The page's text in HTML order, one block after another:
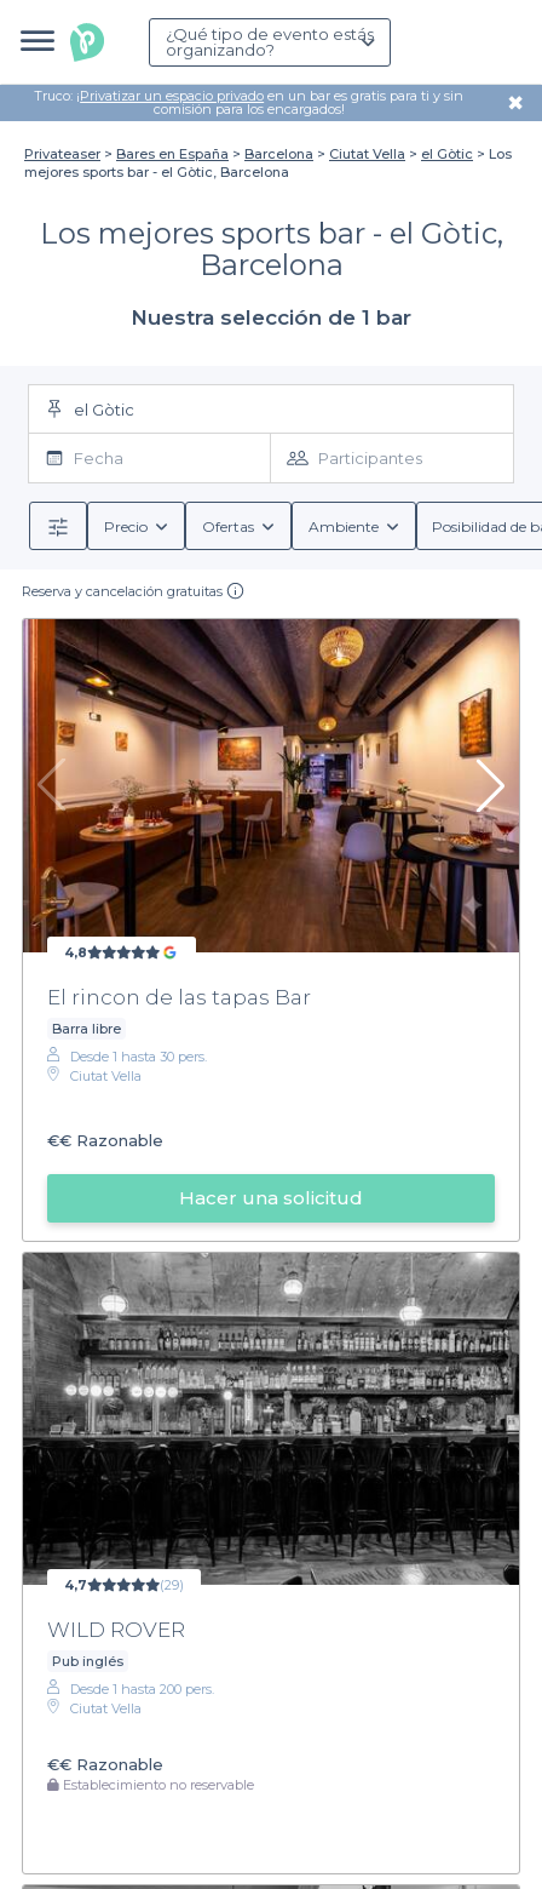
¿Qué tipo de evento estás
organizando?
Truco: ¡Privatizar un espacio privado en un bar es gratis para ti y sin
comisión para los encargados! ✖
Privateaser Bares en España Barcelona Ciutat Vella el Gòtic
Los
mejores sports bar - el Gòtic, Barcelona
Los mejores sports bar - el Gòtic,
Barcelona
Nuestra selección de 1 bar
el Gòtic
Fecha Participantes
Precio Ofertas Ambiente Posibilidad de
Reserva y cancelación gratuitas
4,8
El rincon de las tapas Bar
Barra libre
Desde 1 hasta 30 pers.
Ciutat Vella
€€ Razonable
Hacer una solicitud
4,7 (29)
WILD ROVER
Pub inglés
Desde 1 hasta 200 pers.
Ciutat Vella
€€ Razonable
Establecimiento no reservable